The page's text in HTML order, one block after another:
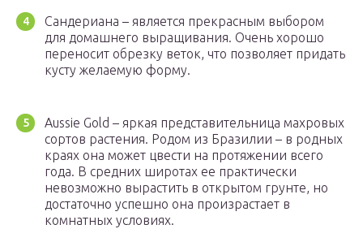
Сандериана – является прекрасным выбором
для домашнего выращивания. Очень хорошо
переносит обрезку веток, что позволяет придать
кусту желаемую форму.
Aussie Gold – яркая представительница махровых
сортов растения. Родом из Бразилии – в родных
краях она может цвести на протяжении всего
года. В средних широтах ее практически
невозможно вырастить в открытом грунте, но
достаточно успешно она произрастает в
комнатных условиях.